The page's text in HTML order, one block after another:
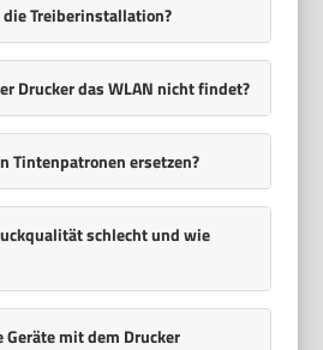
Treiberinstallation?
Drucker das WLAN nicht findet?
Tintenpatronen ersetzen?
schlecht und wie
Geräte mit dem Drucker